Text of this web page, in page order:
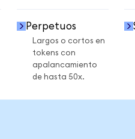
Perpetuos
Largos o cortos en
tokens con
apalancamiento
de hasta 50x.